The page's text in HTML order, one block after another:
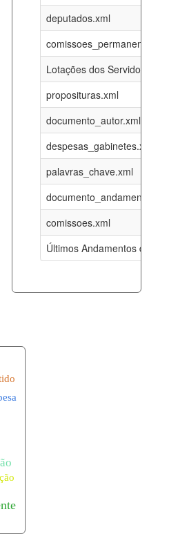
deputados.xml
Lotações dos Servidores
proposituras.xml
documento_autor.xml
despesas_gabinetes.xml
palavras_chave.xml
documento_andamento.xml
comissoes.xml
Últimos Andamentos de
08-08-
12-05-
08-08-
08-08-
08-08-